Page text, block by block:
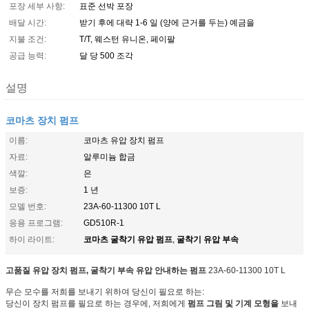
포장 세부 사항:
표준 선박 포장
배달 시간:
받기 후에 대략 1-6 일 (양에 근거를 두는) 예금을
지불 조건:
T/T, 웨스턴 유니온, 페이팔
공급 능력:
달 당 500 조각
설명
코마츠 장치 펌프
이름:
코마츠 유압 장치 펌프
자료:
알루미늄 합금
색깔:
은
보증:
1 년
모델 번호:
23A-60-11300 10T L
응용 프로그램:
GD510R-1
하이 라이트:
코마츠 굴착기 유압 펌프, 굴착기 유압 부속
고품질 유압 장치 펌프, 굴착기 부속 유압 안내하는 펌프 23A-60-11300 10T L
무슨 모수를 저희를 보내기 위하여 당신이 필요로 하는:
당신이 장치 펌프를 필요로 하는 경우에, 저희에게 펌프 그림 및 기계 모형을 보내